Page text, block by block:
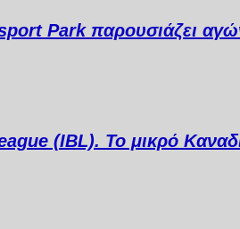
Park παρουσιάζει
(IBL). Το μικρό